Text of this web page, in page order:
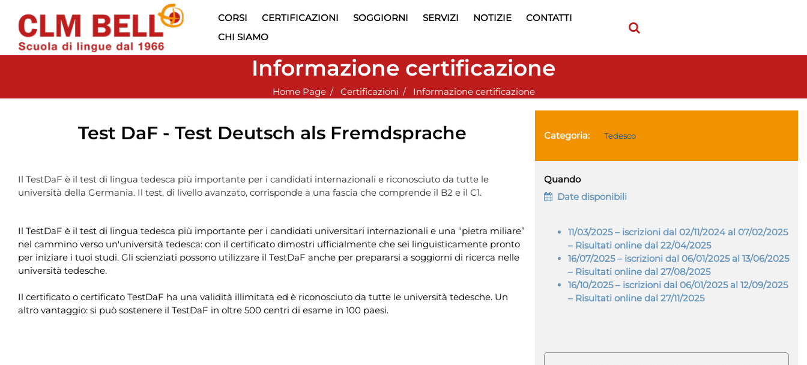
CORSI CERTIFICAZIONI SOGGIORNI SERVIZI NOTIZIE
CONTATTI
CHI SIAMO
Informazione certificazione
Home Page Certificazioni Informazione certificazione
Test DaF - Test Deutsch als Fremdsprache Categoria: Tedesco
Il TestDaF è il test di lingua tedesca più importante per i candidati internazionali e riconosciuto da tutte le
università della Germania. Il test, di livello avanzato, corrisponde a una fascia che comprende il B2 e il C1.
Il TestDaF è il test di lingua tedesca più importante per i candidati universitari internazionali e una “pietra miliare”
nel cammino verso un'università tedesca: con il certificato dimostri ufficialmente che sei linguisticamente pronto
per iniziare i tuoi studi. Gli scienziati possono utilizzare il TestDaF anche per prepararsi a soggiorni di ricerca nelle
università tedesche.
Il certificato o certificato TestDaF ha una validità illimitata ed è riconosciuto da tutte le università tedesche. Un
altro vantaggio: si può sostenere il TestDaF in oltre 500 centri di esame in 100 paesi.
Quando
Date disponibili
11/03/2025– iscrizioni dal 02/11/2024 al 07/02/2025
– Risultati online dal 22/04/2025
16/07/2025– iscrizioni dal 06/01/2025 al 13/06/2025
– Risultati online dal 27/08/2025
16/10/2025– iscrizioni dal 06/01/2025 al 12/09/2025
– Risultati online dal 27/11/2025